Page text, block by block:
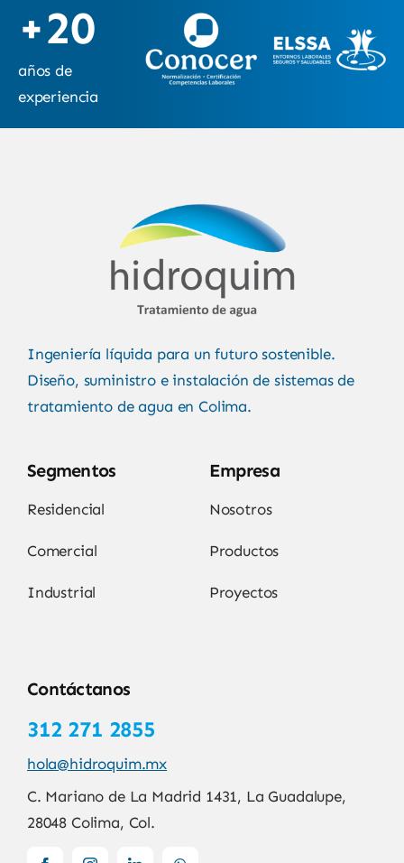
+20
años de
experiencia
Ingeniería líquida para un futuro sostenible.
Diseño, suministro e instalación de sistemas de
tratamiento de agua en Colima.
Segmentos
Residencial
Comercial
Industrial
Empresa
Nosotros
Productos
Proyectos
Contáctanos
312 271 2855
hola@hidroquim.mx
C. Mariano de La Madrid 1431, La Guadalupe,
28048 Colima, Col.